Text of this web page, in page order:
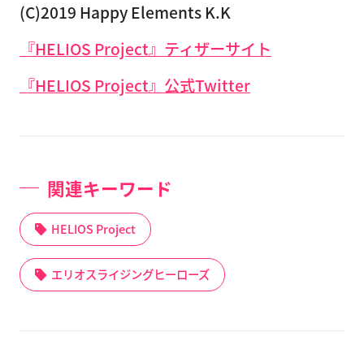
(C)2019 Happy Elements K.K
『HELIOS Project』ティザーサイト
『HELIOS Project』公式Twitter
関連キーワード
HELIOS Project
エリオスライジングヒーローズ